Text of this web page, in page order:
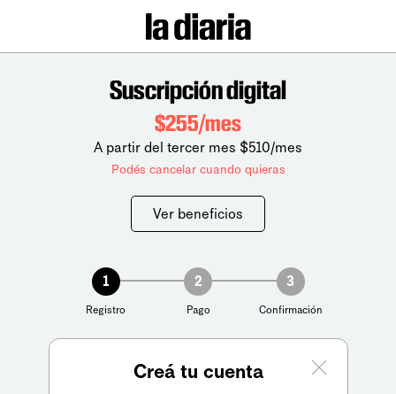
Suscripción digital
$255/mes
A partir del tercer mes $510/mes
Podés cancelar cuando quieras
Ver beneficios
1
Registro
2
Pago
3
Confirmación
Creá tu cuenta